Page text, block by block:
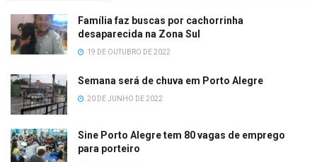
Família faz buscas por cachorrinha
desaparecida na Zona Sul
19 DE OUTUBRO DE 2022
Semana será de chuva em Porto Alegre
20 DE JUNHO DE 2022
Sine Porto Alegre tem 80 vagas de emprego
para porteiro